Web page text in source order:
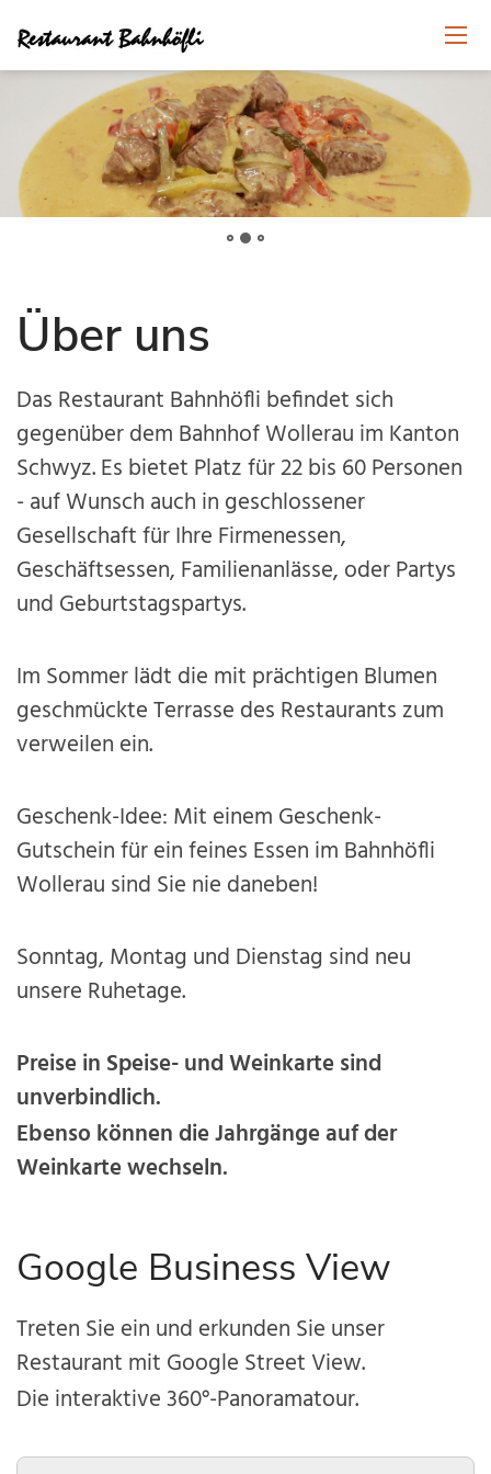
Über uns
Das Restaurant Bahnhöfli befindet sich
gegenüber dem Bahnhof Wollerau im Kanton
Schwyz. Es bietet Platz für 22 bis 60 Personen
- auf Wunsch auch in geschlossener
Gesellschaft für Ihre Firmenessen,
Geschäftsessen, Familienanlässe, oder Partys
und Geburtstagspartys.
Im Sommer lädt die mit prächtigen Blumen
geschmückte Terrasse des Restaurants zum
verweilen ein.
Geschenk-Idee: Mit einem Geschenk-
Gutschein für ein feines Essen im Bahnhöfli
Wollerau sind Sie nie daneben!
Sonntag, Montag und Dienstag sind neu
unsere Ruhetage.
Preise in Speise- und Weinkarte sind
unverbindlich.
Ebenso können die Jahrgänge auf der
Weinkarte wechseln.
Google Business View
Treten Sie ein und erkunden Sie unser
Restaurant mit Google Street View.
Die interaktive 360°-Panoramatour.